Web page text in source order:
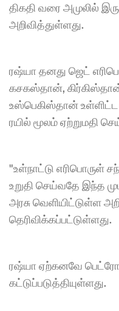
திகதி வரை அமுலில்
அறிவித்துள்ளது.
ரஷ்யா தனது ஜெட்
கசகஸ்தான்,
உஸ்பெகிஸ்தான்
ரயில் மூலம் ஏற்றுமதி
"உள்நாட்டு
உறுதி செய்வதே இந்த
அரசு வெளியிட்டுள்ள
தெரிவிக்கப்பட்டுள்ளது.
ரஷ்யா ஏற்கனவே
கட்டுப்படுத்தியுள்ளது.